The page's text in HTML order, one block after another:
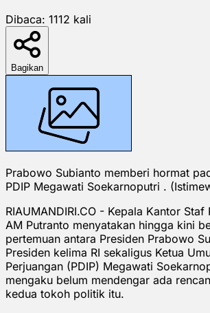
Dibaca: 1112 kali
Bagikan
Prabowo Subianto memberi hormat
PDIP Megawati Soekarnoputri .
RIAUMANDIRI.CO - Kepala Kantor Staf
AM Putranto menyatakan hingga kini
pertemuan antara Presiden Prabowo
Presiden kelima RI sekaligus Ketua
Perjuangan (PDIP) Megawati
mengaku belum mendengar ada
kedua tokoh politik itu.